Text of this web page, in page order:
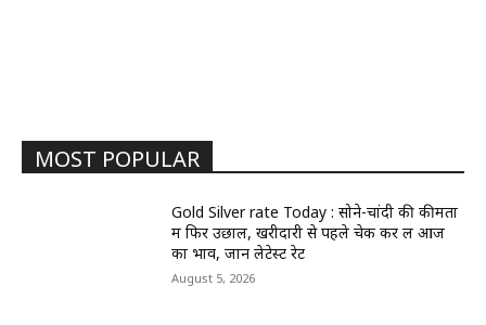
MOST POPULAR
Gold Silver rate Today : सोने-चांदी की कीमतों
में फिर उछाल, खरीदारी से पहले चेक कर लें आज
का भाव, जानें लेटेस्ट रेट
August 5, 2026